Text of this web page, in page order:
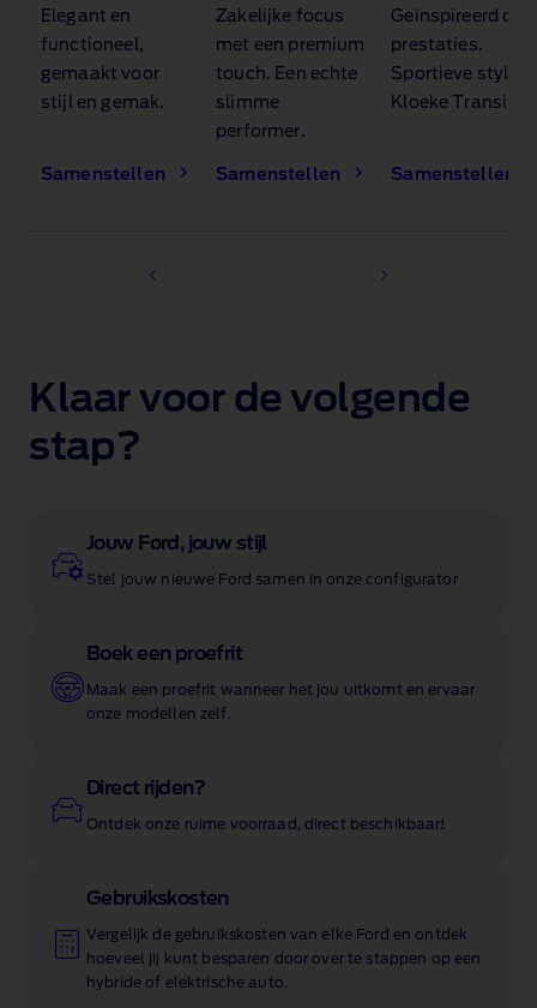
Elegant en
functioneel,
gemaakt voor
stijl en gemak.
Samenstellen
Zakelijke focus
met een premium
touch. Een echte
slimme
performer.
Samenstellen
Geïnspireerd op
prestaties.
Sportieve
Kloeke Transit.
Samenstellen
Klaar voor de volgende
stap?
Jouw Ford, jouw stijl
Stel jouw nieuwe Ford samen in onze configurator
Boek een proefrit
Maak een proefrit wanneer het jou uitkomt en ervaar
onze modellen zelf.
Direct rijden?
Ontdek onze ruime voorraad, direct beschikbaar!
Gebruikskosten
Vergelijk de gebruikskosten van elke Ford en ontdek
hoeveel jij kunt besparen door over te stappen op een
hybride of elektrische auto.